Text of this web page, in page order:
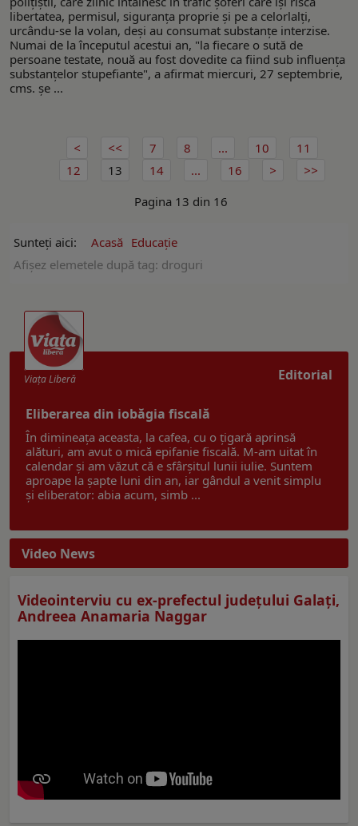
libertatea, permisul, siguranța proprie și pe a celorlalți,
urcându-se la volan, deși au consumat substanțe interzise.
Numai de la începutul acestui an, "la fiecare o sută de
persoane testate, nouă au fost dovedite ca fiind sub influența
substanțelor stupefiante", a afirmat miercuri, 27 septembrie,
cms. șe ...
7 8 ... 10
11
12
13 14 ...
16
Pagina 13 din 16
Sunteți aici: Acasă Educație
Afişez elemetele după tag: droguri
Editorial
Viaţa Liberă
Eliberarea din iobăgia fiscală
În dimineața aceasta, la cafea, cu o țigară aprinsă
alături, am avut o mică epifanie fiscală. M-am uitat în
calendar și am văzut că e sfârșitul lunii iulie. Suntem
aproape la șapte luni din an, iar gândul a venit simplu
și eliberator: abia acum, simb ...
Video News
Videointerviu cu ex-prefectul judeţului Galaţi,
Andreea Anamaria Naggar